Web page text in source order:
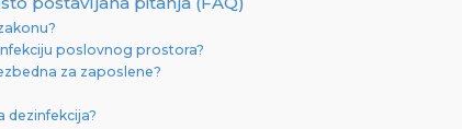
poslovnog prostora?
za zaposlene?
dezinfekcija?